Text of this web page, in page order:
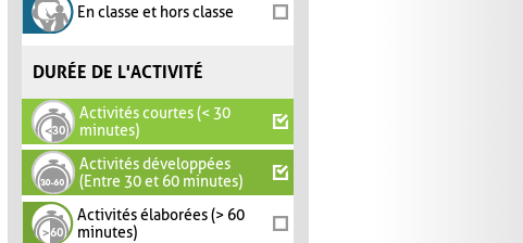
En classe et hors classe
DURÉE DE L'ACTIVITÉ
Activités courtes (< 30
minutes)
Activités développées
(Entre 30 et 60 minutes)
Activités élaborées (> 60
minutes)